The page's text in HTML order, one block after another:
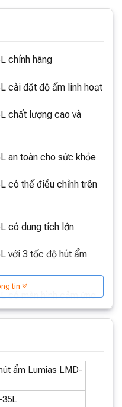
tin
ẩm Lumias LMD-
35L